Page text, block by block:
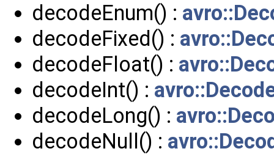
decodeEnum() :
decodeFixed() :
decodeFloat() :
decodeInt() :
decodeLong() :
decodeNull() :